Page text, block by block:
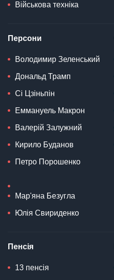
Військова техніка
Персони
Володимир Зеленський
Дональд Трамп
Сі Цзіньпін
Еммануель Макрон
Валерій Залужний
Кирило Буданов
Петро Порошенко
Мар'яна Безугла
Юлія Свириденко
Пенсія
13 пенсія